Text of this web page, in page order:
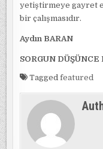
yetiştirmeye gayret
bir çalışmasıdır.
Aydın BARAN
SORGUN DÜŞÜNCE
Taggedfeatured